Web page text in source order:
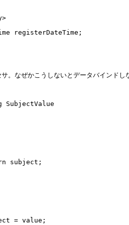
registerDateTime;
なぜかこうしないとデータバインドし
subject;
= value;